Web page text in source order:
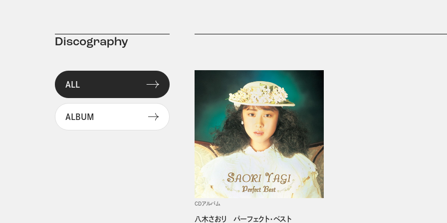
Discography
ALL
ALBUM
CDアルバム
八木さおり パーフェクト・ベスト